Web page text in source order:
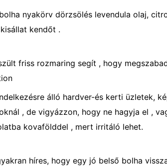
nyakörv dörzsölés levendula olaj,
kendőt .
friss rozmaring segít , hogy
álló hardver-és kerti üzletek,
, de vigyázzon, hogy ne hagyja el ,
kovafölddel , mert irritáló lehet.
híres, hogy egy jó belső bolha